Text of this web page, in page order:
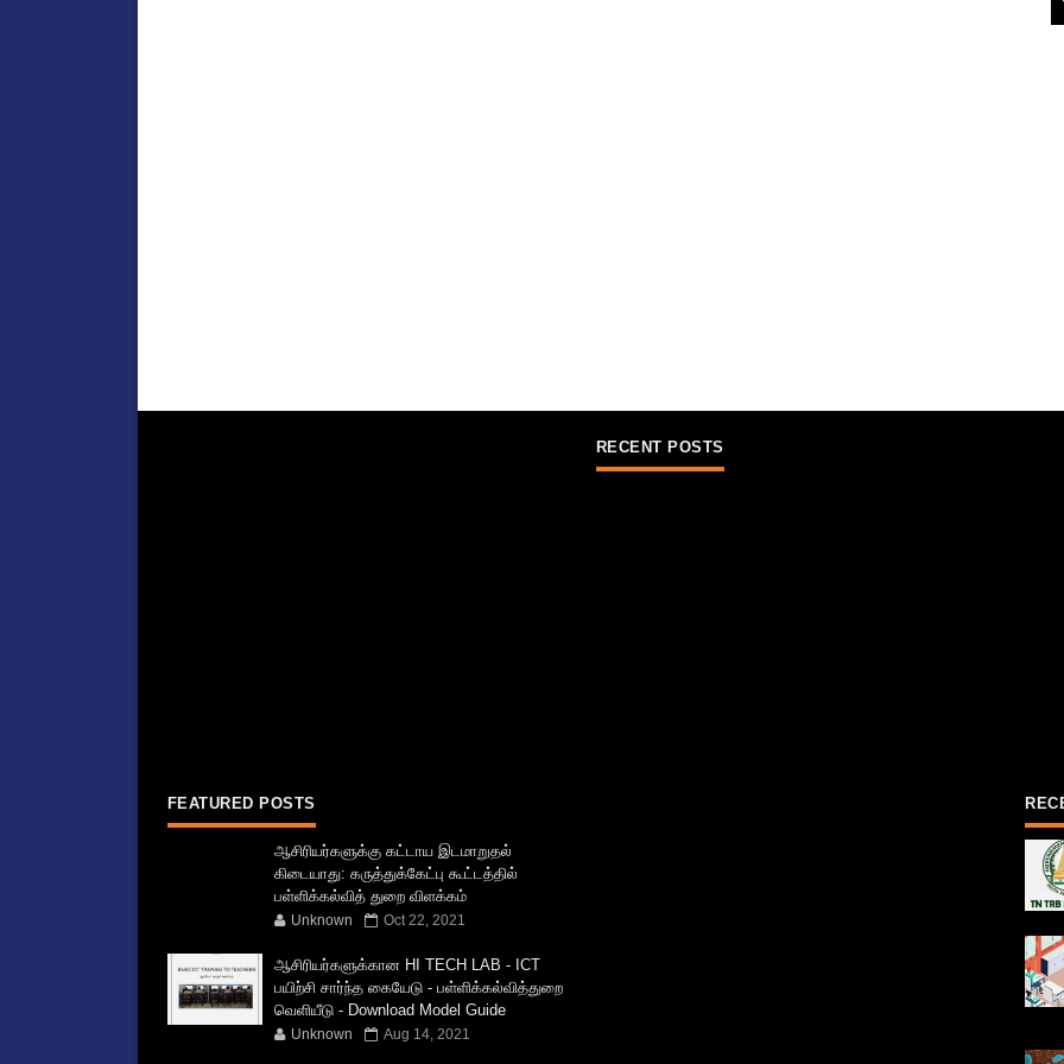
FEATURED POSTS
ஆசிரியர்களுக்கு கட்டாய இடமாறுதல்
கிடையாது: கருத்துக்கேட்பு கூட்டத்தில்
பள்ளிக்கல்வித் துறை விளக்கம்
Unknown Oct 22, 2021
ஆசிரியர்களுக்கான HI TECH LAB - ICT
பயிற்சி சார்ந்த கையேடு - பள்ளிக்கல்வித்துறை
வெளியீடு - Download Model Guide
Unknown Aug 14, 2021
RECENT POSTS